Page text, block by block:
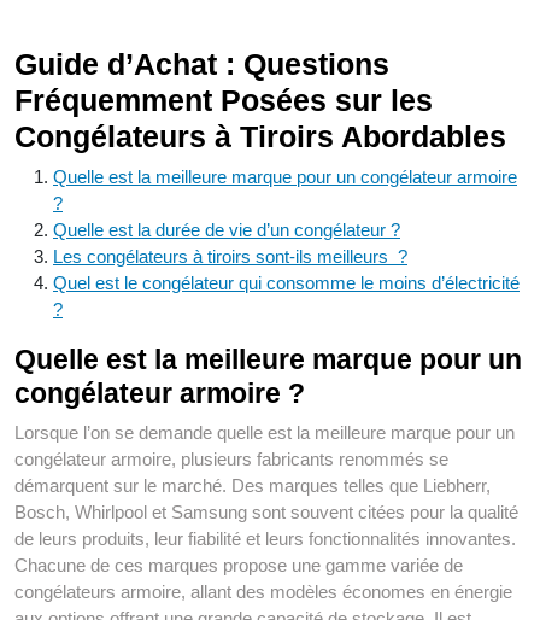
Guide d’Achat : Questions
Fréquemment Posées sur les
Congélateurs à Tiroirs Abordables
Quelle est la meilleure marque pour un congélateur armoire
?
Quelle est la durée de vie d’un congélateur ?
Les congélateurs à tiroirs sont-ils meilleurs ?
Quel est le congélateur qui consomme le moins d’électricité
?
Quelle est la meilleure marque pour un
congélateur armoire ?
Lorsque l’on se demande quelle est la meilleure marque pour un
congélateur armoire, plusieurs fabricants renommés se
démarquent sur le marché. Des marques telles que Liebherr,
Bosch, Whirlpool et Samsung sont souvent citées pour la qualité
de leurs produits, leur fiabilité et leurs fonctionnalités innovantes.
Chacune de ces marques propose une gamme variée de
congélateurs armoire, allant des modèles économes en énergie